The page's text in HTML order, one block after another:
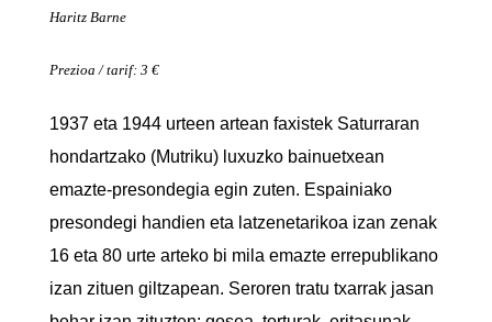
Haritz Barne
Prezioa / tarif: 3 €
1937 eta 1944 urteen artean faxistek Saturraran
hondartzako (Mutriku) luxuzko bainuetxean
emazte-presondegia egin zuten. Espainiako
presondegi handien eta latzenetarikoa izan zenak
16 eta 80 urte arteko bi mila emazte errepublikano
izan zituen giltzapean. Seroren tratu txarrak jasan